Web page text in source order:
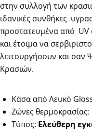
στην συλλογή των
ιδανικές συνθήκες
προστατευμένα από UV
και έτοιμα να
λειτουργήσουν και σαν
Κρασιών.
Κάσα από Λευκό
Ζώνες θερμοκρασίας:
Τύπος: Ελεύθερη